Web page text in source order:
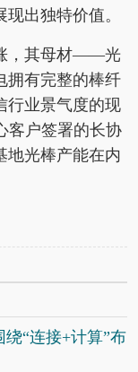
出独特价值。
，其母材——光
拥有完整的棒纤
行业景气度的现
客户签署的长协
地光棒产能在内
“连接+计算”布